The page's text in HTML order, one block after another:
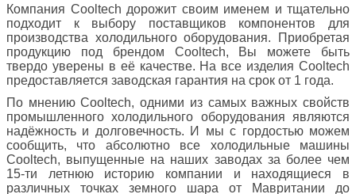
Компания Cooltech дорожит своим именем и тщательно
подходит к выбору поставщиков компонентов для
производства холодильного оборудования. Приобретая
продукцию под брендом Cooltech, Вы можете быть
твердо уверены в её качестве. На все изделия Cooltech
предоставляется заводская гарантия на срок от 1 года.
По мнению Cooltech, одними из самых важных свойств
промышленного холодильного оборудования являются
надёжность и долговечность. И мы с гордостью можем
сообщить, что абсолютно все холодильные машины
Cooltech, выпущенные на наших заводах за более чем
15-ти летнюю историю компании и находящиеся в
различных точках земного шара от Мавритании до